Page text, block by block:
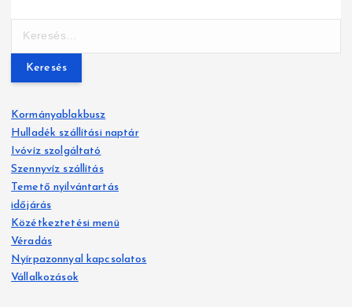
y
z
é
s
n
a
v
i
g
e
é
s
:
Kormányablakbusz
Hulladék szállítási naptár
Ivóvíz szolgáltató
Szennyvíz szállítás
Temető nyilvántartás
időjárás
Közétkeztetési menü
Véradás
Nyírpazonnyal kapcsolatos
Vállalkozások